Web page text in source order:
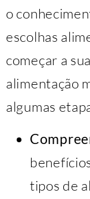
o
escolhas
começar a
alimentação
algumas
tipos de